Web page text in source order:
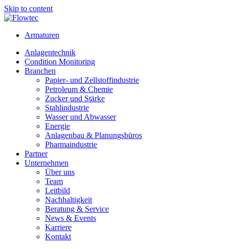
Skip to content
Armaturen
Anlagentechnik
Condition Monitoring
Branchen
Papier- und Zellstoffindustrie
Petroleum & Chemie
Zucker und Stärke
Stahlindustrie
Wasser und Abwasser
Energie
Anlagenbau & Planungsbüros
Pharmaindustrie
Partner
Unternehmen
Über uns
Team
Leitbild
Nachhaltigkeit
Beratung & Service
News & Events
Karriere
Kontakt